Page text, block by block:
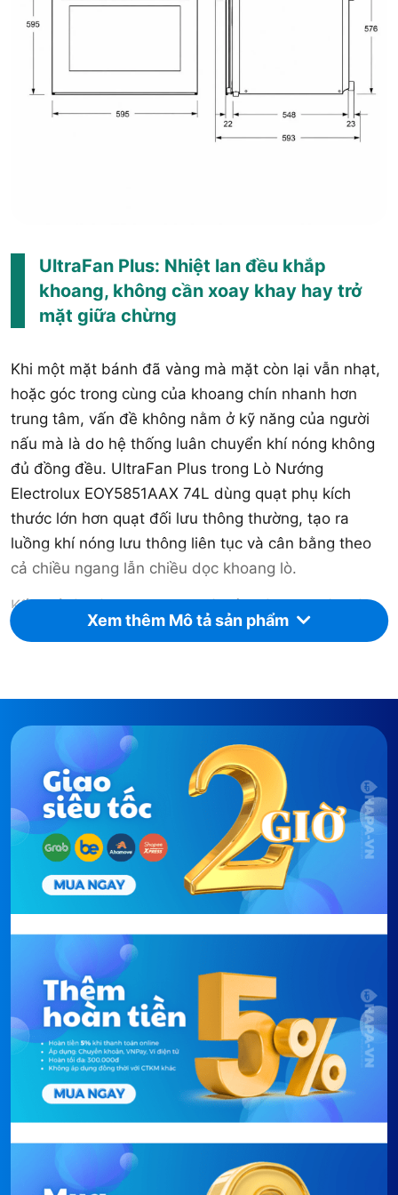
UltraFan Plus: Nhiệt lan đều khắp
khoang, không cần xoay khay hay trở
mặt giữa chừng
Khi một mặt bánh đã vàng mà mặt còn lại vẫn nhạt,
hoặc góc trong cùng của khoang chín nhanh hơn
trung tâm, vấn đề không nằm ở kỹ năng của người
nấu mà là do hệ thống luân chuyển khí nóng không
đủ đồng đều. UltraFan Plus trong Lò Nướng
Electrolux EOY5851AAX 74L dùng quạt phụ kích
thước lớn hơn quạt đối lưu thông thường, tạo ra
luồng khí nóng lưu thông liên tục và cân bằng theo
cả chiều ngang lẫn chiều dọc khoang lò.
Kết quả là bánh bông lan chín đều từ mọi phía mà
không cần xoay khay giữa chừng. Gà nướng vàng
76 thực đơn tự động và 20 chương trình
tùy chỉnh: Lò tự lo nhiệt độ và thời gian
cho bạn
Câu hỏi "nướng bao nhiêu độ, bao nhiêu phút" là rào
cản tâm lý khiến nhiều người ngại thử món mới với lò
nướng. Lò Nướng Electrolux EOY5851AAX tích hợp
76 thực đơn tự động cho các nhóm món quen thuộc
như gia cầm, hải sản, bánh ngọt, bánh mì và rau củ.
Bạn chỉ cần chọn đúng loại món, cho thực phẩm
vào, lò tự căn nhiệt độ và thời gian tối ưu theo từng
chương trình.
Với 20 chương trình tùy chỉnh đi kèm, những thiết
lập bạn đã thử nghiệm và hài lòng có thể được lưu
lại để gọi ra dùng ngay cho lần sau. Dần dần bạn
tích lũy được cả một bộ công thức lò nướng cá nhân
ngay trên thiết bị, không cần nhớ lại từng thông số
Xem thêm Mô tả sản phẩm